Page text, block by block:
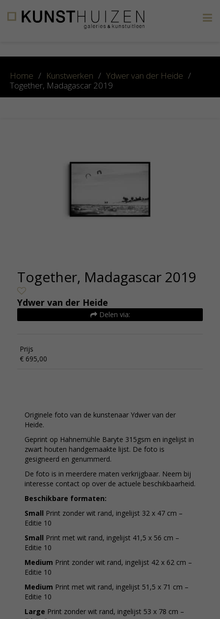
Home / Kunstwerken / Ydwer van der Heide /
Together, Madagascar 2019
Together, Madagascar 2019
Ydwer van der Heide
Delen via:
Prijs
€ 695,00
Originele foto van de kunstenaar Ydwer van der
Heide.
Geprint op Hahnemühle Baryte 315gsm en ingelijst in
zwart houten handgemaakte lijst. De foto is
gesigneerd en genummerd.
De foto is in meerdere maten verkrijgbaar. Neem bij
interesse contact op over de actuele beschikbaarheid.
Beschikbare formaten:
Small Print zonder wit rand, ingelijst 32 x 47 cm –
Editie 10
Small Print met wit rand, ingelijst 41,5 x 56 cm –
Editie 10
Medium Print zonder wit rand, ingelijst 42 x 62 cm –
Editie 10
Medium Print met wit rand, ingelijst 51,5 x 71 cm –
Editie 10
Large Print zonder wit rand, ingelijst 53 x 78 cm –